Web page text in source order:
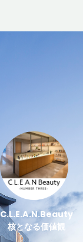
C.L.E.A.N.Beauty
核となる価値観